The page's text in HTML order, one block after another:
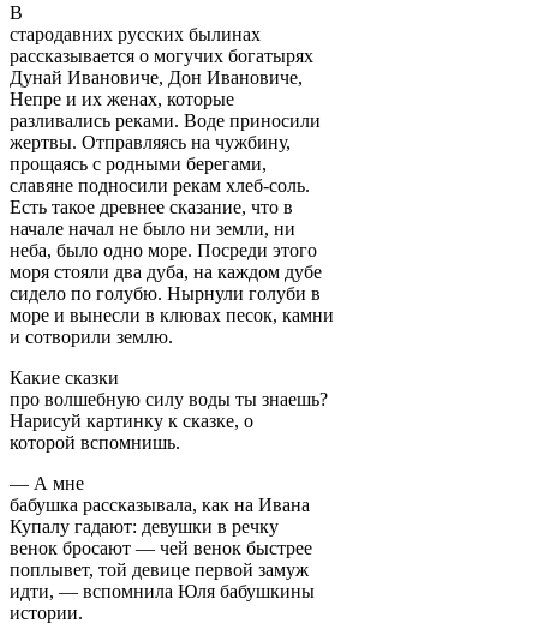
В
стародавних русских былинах
рассказывается о могучих богатырях
Дунай Ивановиче, Дон Ивановиче,
Непре и их женах, которые
разливались реками. Воде приносили
жертвы. Отправляясь на чужбину,
прощаясь с родными берегами,
славяне подносили рекам хлеб-соль.
Есть такое древнее сказание, что в
начале начал не было ни земли, ни
неба, было одно море. Посреди этого
моря стояли два дуба, на каждом дубе
сидело по голубю. Нырнули голуби в
море и вынесли в клювах песок, камни
и сотворили землю.
Какие сказки
про волшебную силу воды ты знаешь?
Нарисуй картинку к сказке, о
которой вспомнишь.
— А мне
бабушка рассказывала, как на Ивана
Купалу гадают: девушки в речку
венок бросают — чей венок быстрее
поплывет, той девице первой замуж
идти, — вспомнила Юля бабушкины
истории.